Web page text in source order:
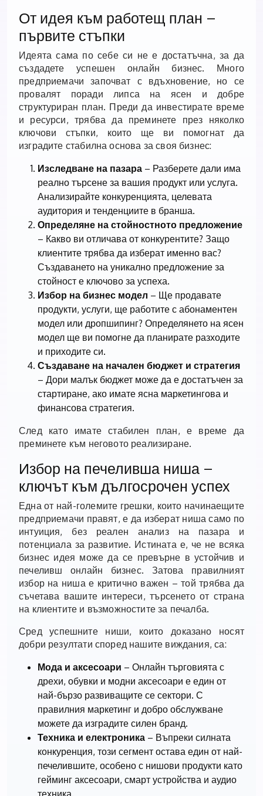
От идея към работещ план –
първите стъпки
Идеята сама по себе си не е достатъчна, за да
създадете успешен онлайн бизнес. Много
предприемачи започват с вдъхновение, но се
провалят поради липса на ясен и добре
структуриран план. Преди да инвестирате време
и ресурси, трябва да преминете през няколко
ключови стъпки, които ще ви помогнат да
изградите стабилна основа за своя бизнес:
Изследване на пазара – Разберете дали има
реално търсене за вашия продукт или услуга.
Анализирайте конкуренцията, целевата
аудитория и тенденциите в бранша.
Определяне на стойностното предложение
– Какво ви отличава от конкурентите? Защо
клиентите трябва да изберат именно вас?
Създаването на уникално предложение за
стойност е ключово за успеха.
Избор на бизнес модел – Ще продавате
продукти, услуги, ще работите с абонаментен
модел или дропшипинг? Определянето на ясен
модел ще ви помогне да планирате разходите
и приходите си.
Създаване на начален бюджет и стратегия
– Дори малък бюджет може да е достатъчен за
стартиране, ако имате ясна маркетингова и
финансова стратегия.
След като имате стабилен план, е време да
преминете към неговото реализиране.
Избор на печеливша ниша –
ключът към дългосрочен успех
Една от най-големите грешки, които начинаещите
предприемачи правят, е да изберат ниша само по
интуиция, без реален анализ на пазара и
потенциала за развитие. Истината е, че не всяка
бизнес идея може да се превърне в устойчив и
печеливш онлайн бизнес. Затова правилният
избор на ниша е критично важен – той трябва да
съчетава вашите интереси, търсенето от страна
на клиентите и възможностите за печалба.
Сред успешните ниши, които доказано носят
добри резултати според нашите виждания, са:
Мода и аксесоари – Онлайн търговията с
дрехи, обувки и модни аксесоари е един от
най-бързо развиващите се сектори. С
правилния маркетинг и добро обслужване
можете да изградите силен бранд.
Техника и електроника – Въпреки силната
конкуренция, този сегмент остава един от най-
печелившите, особено с нишови продукти като
гейминг аксесоари, смарт устройства и аудио